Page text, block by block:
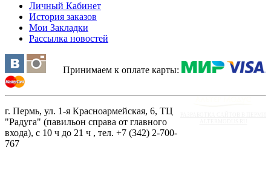
Личный Кабинет
История заказов
Мои Закладки
Рассылка новостей
Принимаем к оплате карты:
г. Пермь, ул. 1-я Красноармейская, 6, ТЦ
"Радуга" (павильон справа от главного
входа), с 10 ч до 21 ч , тел. +7 (342) 2-700-
767